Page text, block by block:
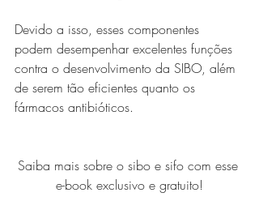
Devido a isso, esses componentes
podem desempenhar excelentes funções
contra o desenvolvimento da SIBO, além
de serem tão eficientes quanto os
fármacos antibióticos.
Saiba mais sobre o sibo e sifo com esse
e-book exclusivo e gratuito!